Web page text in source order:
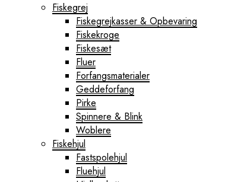
Fiskegrej
Fiskegrejkasser & Opbevaring
Fiskekroge
Fiskesæt
Fluer
Forfangsmaterialer
Geddeforfang
Pirke
Spinnere & Blink
Woblere
Fiskehjul
Fastspolehjul
Fluehjul